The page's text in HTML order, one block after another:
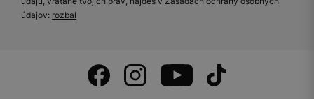
údajov: rozbal